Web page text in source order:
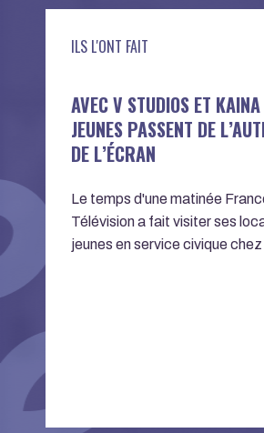
ILS L'ONT FAIT
AVEC V STUDIOS ET
JEUNES PASSENT DE
DE L’ÉCRAN
Le temps d'une matinée
Télévision a fait visiter ses
jeunes en service civique chez